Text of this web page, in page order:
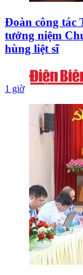
Đoàn công tác
tưởng niệm
hùng liệt sĩ
1 giờ